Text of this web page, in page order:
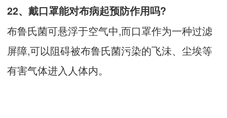
22、戴口罩能对布病起预防作用吗?
布鲁氏菌可悬浮于空气中,而口罩作为一种过滤
屏障,可以阻碍被布鲁氏菌污染的飞沬、尘埃等
有害气体进入人体内。